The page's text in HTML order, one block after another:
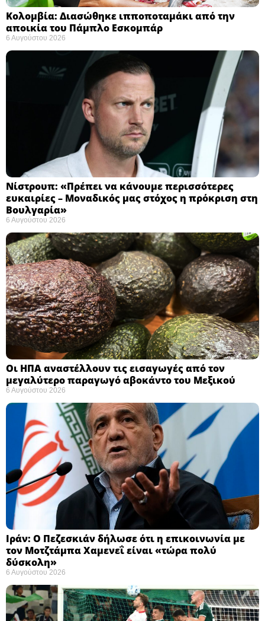
Κολομβία: Διασώθηκε ιπποποταμάκι από την
αποικία του Πάμπλο Εσκομπάρ ​
6 Αυγούστου 2026
Νίστρουπ: «Πρέπει να κάνουμε περισσότερες
ευκαιρίες – Μοναδικός μας στόχος η πρόκριση στη
Βουλγαρία» ​
6 Αυγούστου 2026
Οι ΗΠΑ αναστέλλουν τις εισαγωγές από τον
μεγαλύτερο παραγωγό αβοκάντο του Μεξικού ​
6 Αυγούστου 2026
Ιράν: Ο Πεζεσκιάν δήλωσε ότι η επικοινωνία με
τον Μοτζτάμπα Χαμενεΐ είναι «τώρα πολύ
δύσκολη» ​
6 Αυγούστου 2026